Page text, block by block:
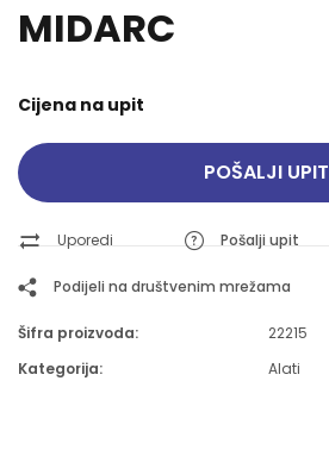
MIDARC
Cijena na upit
POŠALJI UPIT
Uporedi Pošalji upit
Podijeli na društvenim mrežama
Šifra proizvoda:
22215
Kategorija:
Alati